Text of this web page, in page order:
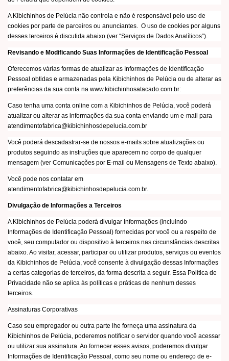
A Kibichinhos de Pelúcia não controla e não é responsável pelo uso de
cookies por parte de parceiros ou anunciantes. O uso de cookies por alguns
desses terceiros é discutida abaixo (ver “Serviços de Dados Analíticos”).
Revisando e Modificando Suas Informações de Identificação Pessoal
Oferecemos várias formas de atualizar as Informações de Identificação
Pessoal obtidas e armazenadas pela Kibichinhos de Pelúcia ou de alterar as
preferências da sua conta na www.kibichinhosatacado.com.br:
Caso tenha uma conta online com a Kibichinhos de Pelúcia, você poderá
atualizar ou alterar as informações da sua conta enviando um e-mail para
atendimentofabrica@kibichinhosdepelucia.com.br
Você poderá descadastrar-se de nossos e-mails sobre atualizações ou
produtos seguindo as instruções que aparecem no corpo de qualquer
mensagem (ver Comunicações por E-mail ou Mensagens de Texto abaixo).
Você pode nos contatar em
atendimentofabrica@kibichinhosdepelucia.com.br.
Divulgação de Informações a Terceiros
A Kibichinhos de Pelúcia poderá divulgar Informações (incluindo
Informações de Identificação Pessoal) fornecidas por você ou a respeito de
você, seu computador ou dispositivo à terceiros nas circunstâncias descritas
abaixo. Ao visitar, acessar, participar ou utilizar produtos, serviços ou eventos
da Kibichinhos de Pelúcia, você consente à divulgação dessas Informações
a certas categorias de terceiros, da forma descrita a seguir. Essa Política de
Privacidade não se aplica às políticas e práticas de nenhum desses
terceiros.
Assinaturas Corporativas
Caso seu empregador ou outra parte lhe forneça uma assinatura da
Kibichinhos de Pelúcia, poderemos notificar o servidor quando você acessar
ou utilizar sua assinatura. Ao fornecer esses avisos, poderemos divulgar
Informações de Identificação Pessoal, como seu nome ou endereço de e-